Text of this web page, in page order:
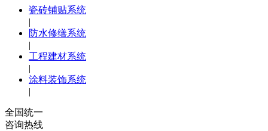
瓷砖铺贴系统
|
防水修缮系统
|
工程建材系统
|
涂料装饰系统
|
全国统一
咨询热线